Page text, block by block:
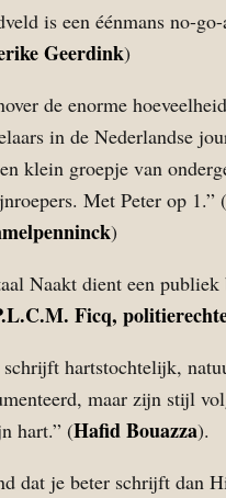
is een éénmans no-go-
Geerdink)
de enorme hoeveelheid
in de Nederlandse
klein groepje van
Met Peter op 1.” (
)
Naakt dient een publiek
Ficq,
schrijft hartstochtelijk,
maar zijn stijl
hart.” (Hafid Bouazza).
dat je beter schrijft dan